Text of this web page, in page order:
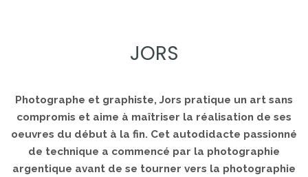
JORS
Photographe et graphiste, Jors pratique un art sans
compromis et aime à maîtriser la réalisation de ses
oeuvres du début à la fin. Cet autodidacte passionné
de technique a commencé par la photographie
argentique avant de se tourner vers la photographie